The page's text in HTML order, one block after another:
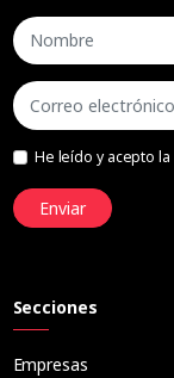
He leído y acepto la
Enviar
Secciones
Empresas